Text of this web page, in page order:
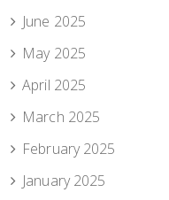
June 2025
May 2025
April 2025
March 2025
February 2025
January 2025